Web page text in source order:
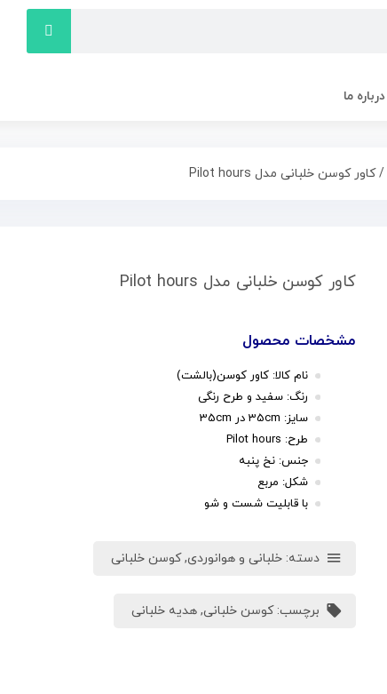
درباره ما
/ کاور کوسن خلبانی مدل Pilot hours
کاور کوسن خلبانی مدل Pilot hours
مشخصات محصول
نام کالا: کاور کوسن(بالشت)
رنگ: سفید و طرح رنگی
سایز: 35cm در 35cm
طرح: Pilot hours
جنس: نخ پنبه
شکل: مربع
با قابلیت شست و شو
دسته: خلبانی و هوانوردی,کوسن خلبانی
برچسب:کوسن خلبانی, هدیه خلبانی